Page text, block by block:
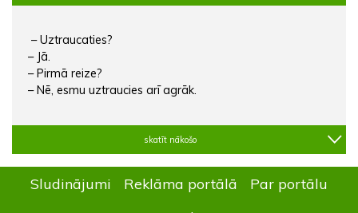
– Uztraucaties?
– Jā.
– Pirmā reize?
– Nē, esmu uztraucies arī agrāk.
skatīt nākošo
Sludinājumi Reklāma portālā
Par portālu